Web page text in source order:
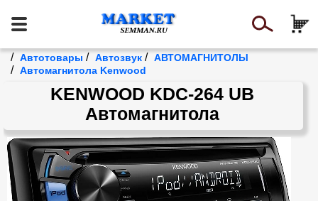
/ Автотовары / Автозвук / АВТОМАГНИТОЛЫ
/ Автомагнитола Kenwood
KENWOOD KDC-264 UB
Автомагнитола